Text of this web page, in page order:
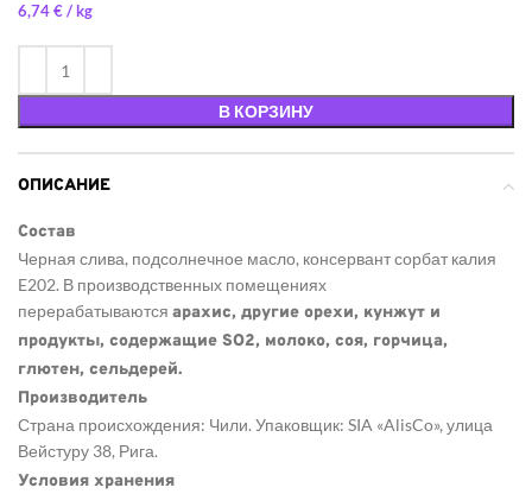
6,74€/
В КОРЗИНУ
ОПИСАНИЕ
Состав
Черная слива, подсолнечное масло, консервант сорбат калия
E202. В производственных помещениях
перерабатываются арахис, другие орехи, кунжут и
продукты, содержащие SO2, молоко, соя, горчица,
глютен, сельдерей.
Производитель
Страна происхождения: Чили. Упаковщик: SIA «AlisCo», улица
Вейстуру 38, Рига.
Условия хранения